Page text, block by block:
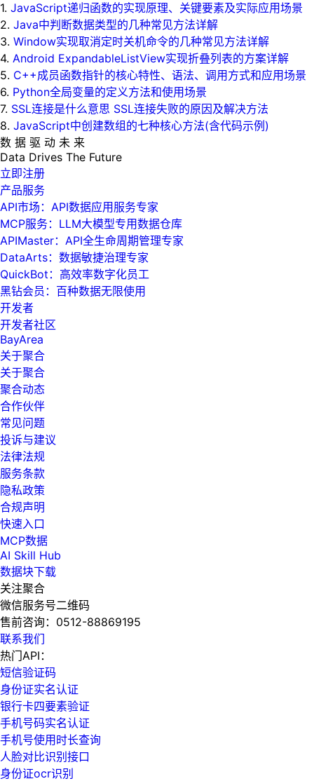
1. JavaScript递归函数的实现原理、关键要素及实际应用场景
2. Java中判断数据类型的几种常见方法详解
3. Window实现取消定时关机命令的几种常见方法详解
4. Android ExpandableListView实现折叠列表的方案详解
5. C++成员函数指针的核心特性、语法、调用方式和应用场景
6. Python全局变量的定义方法和使用场景
7. SSL连接是什么意思 SSL连接失败的原因及解决方法
8. JavaScript中创建数组的七种核心方法(含代码示例)
数 据 驱 动 未 来
Data Drives The Future
立即注册
产品服务
API市场：API数据应用服务专家
MCP服务：LLM大模型专用数据仓库
APIMaster：API全生命周期管理专家
DataArts：数据敏捷治理专家
QuickBot：高效率数字化员工
黑钻会员：百种数据无限使用
开发者
开发者社区
BayArea
关于聚合
关于聚合
聚合动态
合作伙伴
常见问题
投诉与建议
法律法规
服务条款
隐私政策
合规声明
快速入口
MCP数据
AI Skill Hub
数据块下载
关注聚合
微信服务号二维码
售前咨询： 0512-88869195
联系我们
热门API：
短信验证码
身份证实名认证
银行卡四要素验证
手机号码实名认证
手机号使用时长查询
人脸对比识别接口
身份证ocr识别